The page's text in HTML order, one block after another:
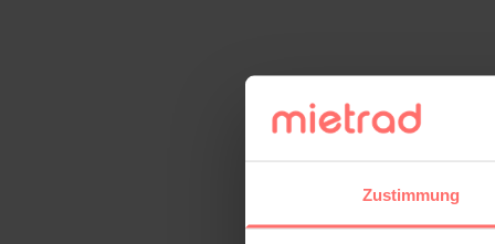
Zustimmung